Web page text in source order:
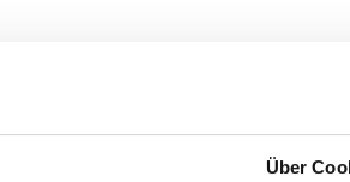
Über
entwickelt und
Sie erhalten bei uns